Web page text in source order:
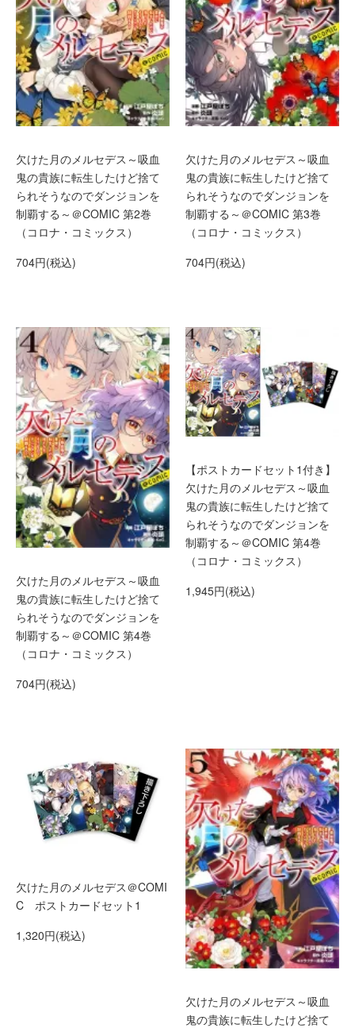
欠けた月のメルセデス～吸血
鬼の貴族に転生したけど捨て
られそうなのでダンジョンを
制覇する～＠COMIC 第2巻
（コロナ・コミックス）
704円(税込)
欠けた月のメルセデス～吸血
鬼の貴族に転生したけど捨て
られそうなのでダンジョンを
制覇する～＠COMIC 第3巻
（コロナ・コミックス）
704円(税込)
欠けた月のメルセデス～吸血
鬼の貴族に転生したけど捨て
られそうなのでダンジョンを
制覇する～＠COMIC 第4巻
（コロナ・コミックス）
704円(税込)
【ポストカードセット1付き】
欠けた月のメルセデス～吸血
鬼の貴族に転生したけど捨て
られそうなのでダンジョンを
制覇する～＠COMIC 第4巻
（コロナ・コミックス）
1,945円(税込)
欠けた月のメルセデス＠COMI
C ポストカードセット1
1,320円(税込)
欠けた月のメルセデス～吸血
鬼の貴族に転生したけど捨て